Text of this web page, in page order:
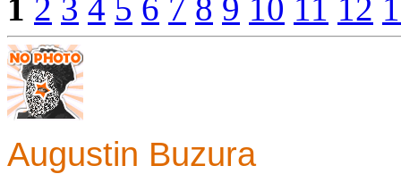
1 2 3 4 5 6 7 8 9 10 11 12
Augustin Buzura